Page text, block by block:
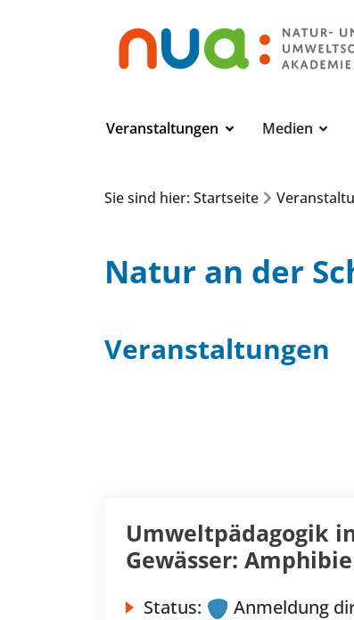
Veranstaltungen Medien
Sie sind hier: Startseite
Natur an der
Veranstaltungen
Umweltpädagogik
Gewässer:
Status:
Anmeldung